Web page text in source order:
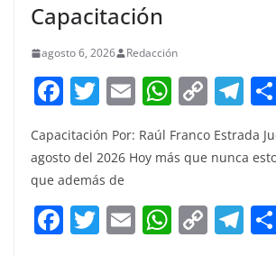
Capacitación
agosto 6, 2026 Redacción
F
a
c
e
b
o
T
itt
er
E
m
ai
W
at
A
p
C
p
Li
n
T
el
e
a
m
Capacitación Por: Raúl Franco Estrada
agosto del 2026 Hoy más que nunca
que además de
F T E W C T